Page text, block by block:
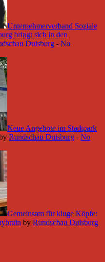
Unternehmerverband Soziale
bringt sich in den
Duisburg - No
Neue Angebote im Stadtpark
Rundschau Duisburg - No
Gemeinsam für kluge Köpfe:
by Rundschau Duisburg